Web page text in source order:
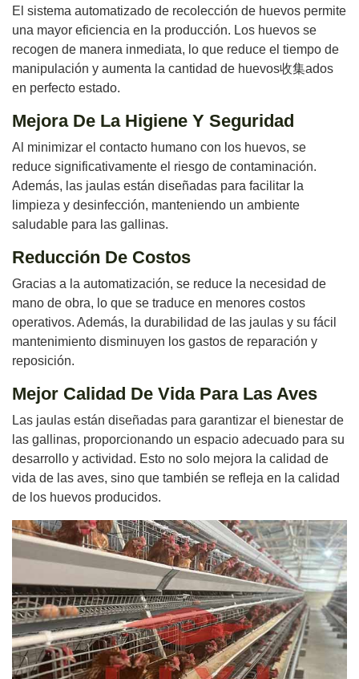
El sistema automatizado de recolección de huevos permite
una mayor eficiencia en la producción. Los huevos se
recogen de manera inmediata, lo que reduce el tiempo de
manipulación y aumenta la cantidad de huevos收集ados
en perfecto estado.
Mejora De La Higiene Y Seguridad
Al minimizar el contacto humano con los huevos, se
reduce significativamente el riesgo de contaminación.
Además, las jaulas están diseñadas para facilitar la
limpieza y desinfección, manteniendo un ambiente
saludable para las gallinas.
Reducción De Costos
Gracias a la automatización, se reduce la necesidad de
mano de obra, lo que se traduce en menores costos
operativos. Además, la durabilidad de las jaulas y su fácil
mantenimiento disminuyen los gastos de reparación y
reposición.
Mejor Calidad De Vida Para Las Aves
Las jaulas están diseñadas para garantizar el bienestar de
las gallinas, proporcionando un espacio adecuado para su
desarrollo y actividad. Esto no solo mejora la calidad de
vida de las aves, sino que también se refleja en la calidad
de los huevos producidos.